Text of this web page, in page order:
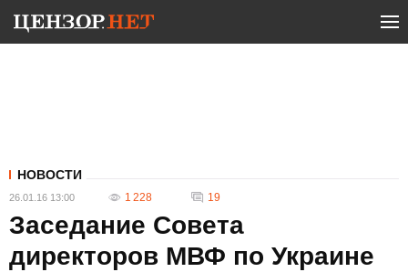
НОВОСТИ
26.01.16 13:00 1 228 19
Заседание Совета
директоров МВФ по Украине